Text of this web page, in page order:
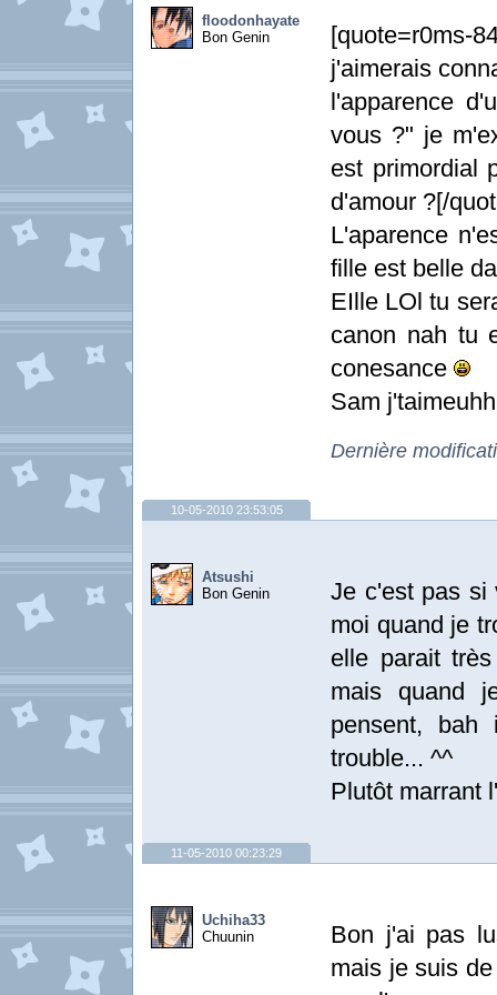
floodonhayate
Bon Genin
[quote=r0ms-
j'aimerais
l'apparence
vous ?" je
est primordial
d'amour ?[/
L'aparence
fille est belle
EIlle LOl tu
canon nah tu
conesance
Sam
Dernière
10-05-2010 23:53:05
Atsushi
Bon Genin
Je c'est pas si
moi quand je
elle parait
mais quand
pensent,
trouble... ^^
Plutôt marrant
11-05-2010 00:23:29
Uchiha33
Chuunin
Bon j'ai pas
mais je suis